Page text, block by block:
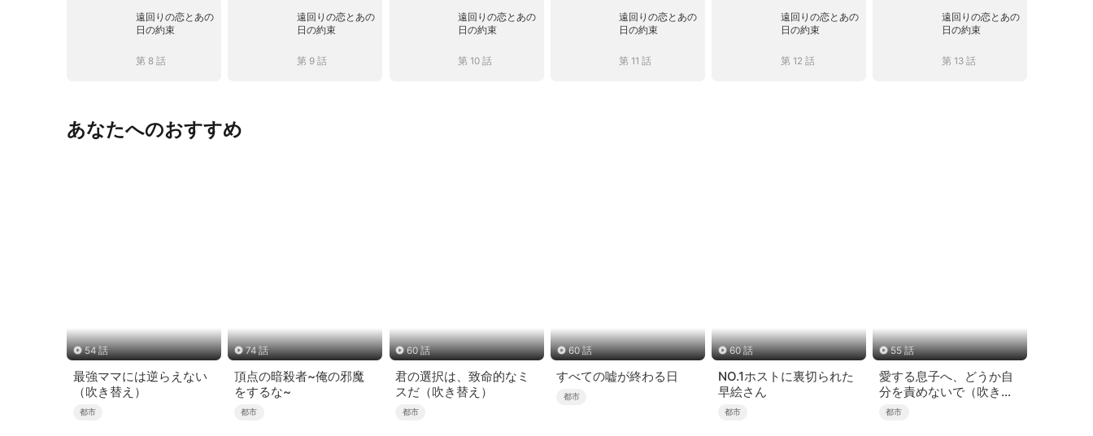
遠回りの恋とあの
日の約束
第 8 話
遠回りの恋とあの
日の約束
第 9 話
遠回りの恋とあの
日の約束
第 10 話
遠回りの恋とあの
日の約束
第 11 話
遠回りの恋とあの
日の約束
第 12 話
遠回りの恋とあの
日の約束
第 13 話
あなたへのおすすめ
54 話
最強ママには逆らえない
（吹き替え）
都市
74 話
頂点の暗殺者~俺の邪魔
をするな~
都市
60 話
君の選択は、致命的なミ
スだ（吹き替え）
都市
60 話
すべての嘘が終わる日
都市
60 話
NO.1ホストに裏切られた
早絵さん
都市
55 話
愛する息子へ、どうか自
分を責めないで（吹き替
え）
都市